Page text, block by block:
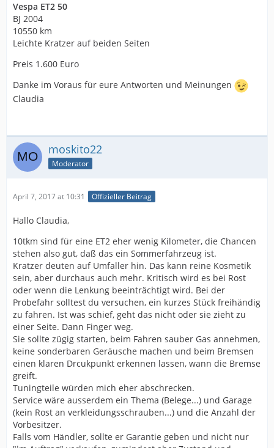
Vespa ET2 50
BJ 2004
10550 km
Leichte Kratzer auf beiden Seiten
Preis 1.600 Euro
Danke im Voraus für eure Antworten und Meinungen
Claudia
moskito22
Moderator
April 7, 2017 at 10:31 Offizieller Beitrag
Hallo Claudia,
10tkm sind für eine ET2 eher wenig Kilometer, die Chancen
stehen also gut, daß das ein Sommerfahrzeug ist.
Kratzer deuten auf Umfaller hin. Das kann reine Kosmetik
sein, aber durchaus auch mehr. Kritisch wird es bei Rost
oder wenn die Lenkung beeinträchtigt wird. Bei der
Probefahr solltest du versuchen, ein kurzes Stück freihändig
zu fahren. Ist was schief, geht das nicht oder sie zieht zu
einer Seite. Dann Finger weg.
Sie sollte zügig starten, beim Fahren sauber Gas annehmen,
keine sonderbaren Geräusche machen und beim Bremsen
einen klaren Drcukpunkt erkennen lassen, wann die Bremse
greift.
Tuningteile würden mich eher abschrecken.
Service wäre ausserdem ein Thema (Belege...) und Garage
(kein Rost an verkleidungsschrauben...) und die Anzahl der
Vorbesitzer.
Falls vom Händler, sollte er Garantie geben und nicht nur